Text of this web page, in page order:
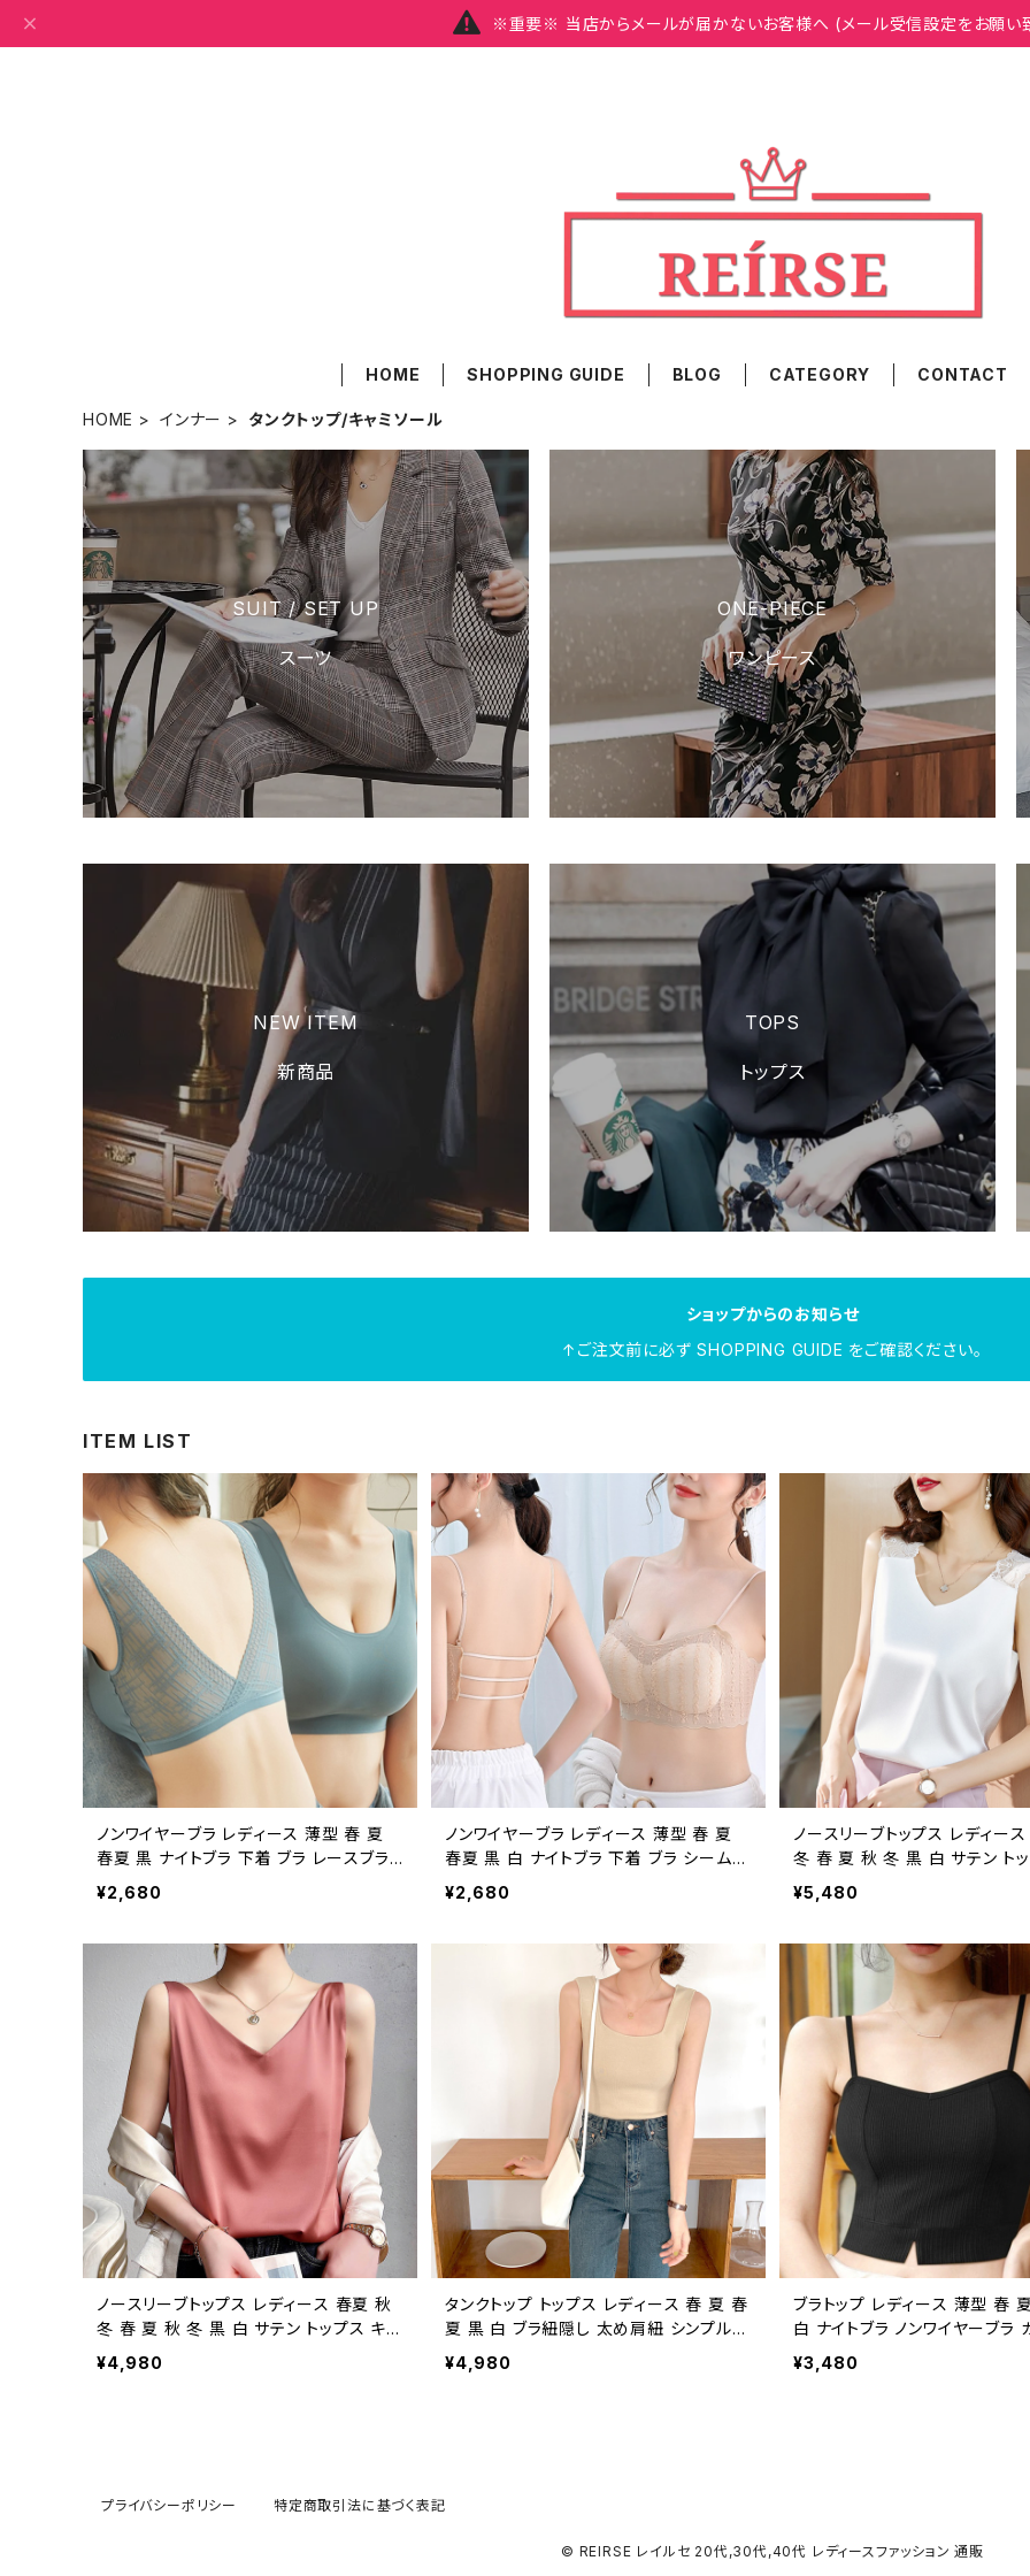
※重要※ 当店からメールが届かないお客様へ (メール受信設定をお願い
HOME SHOPPING GUIDE BLOG CATEGORY CONTACT
HOME インナー タンクトップ/キャミソール
SUIT / SET UP
スーツ
ONE-PIECE
ワンピース
NEW ITEM
新商品
TOPS
トップス
ショップからのお知らせ
↑ご注文前に必ず SHOPPING GUIDE をご確認ください。
ITEM LIST
ノンワイヤーブラ レディース 薄型 春 夏
春夏 黒 ナイトブラ 下着 ブラ レースブラ
軽い バストアップ ブラジャー 脇肉 わき肉
たるみ ノンワイヤー 冷感 ブラ 背中開き
夜ブラ バスト マタニティ 大人 きれいめ
OL オフィスカジュアル 韓国 インナー 接
触冷感 冷感 涼しい ピンク ブルーグレー
グリーン ベージュ ブルー ブラック カップ
付 らくちん ストレスフリー シンプル レー
ス バックVレース シームレスブラ C-ISS0
004
¥2,680
ノンワイヤーブラ レディース 薄型 春 夏
春夏 黒 白 ナイトブラ 下着 ブラ シームレ
ス 大胆バック レースブラ 軽い ブラジャー
ノンワイヤー ブラ 背中開き バックオープ
ミソール かわいい レースブラ 夜ブラ バス
ト マタニティ 大人 きれいめ OL オフィス
カジュアル 韓国 インナー 涼しい ベージ
ュ ブラック ホワイト カップ付 らくちん ス
トレスフリー シンプル レース バック シー
ムレスブラ C-ISS0005
¥2,680
ノースリーブトップス レディー
冬 春 夏 秋 冬 黒 白 サテン ト
クトップ インナー ノースリーブ
サテン シルク 光沢 シルクサテ
ク お呼ばれ 結婚式 演奏会 二
L XL 2XL 3XL 4XL オフィス
OL 上品 大人 10代 20代 30
TSS0046
¥5,480
ノースリーブトップス レディース 春夏 秋
冬 春 夏 秋 冬 黒 白 サテン トップス キャ
ミソール タンクトップ インナー ノースリー
ブ Uネック サテン シルク 光沢 シルクサ
¥4,980
タンクトップ トップス レディース 春 夏 春
夏 黒 白 ブラ紐隠し 太め肩紐 シンプル
インナー 重ね着 キャミソール ホワイト グ
リーン イエロー ネイビー ベージュ ブラッ
¥4,980
ブラトップ レディース 薄型 春
白 ナイトブラ ノンワイヤーブラ
キャミソール カップ付き 下着 ブ
ップ 軽い バストアップ 脇肉 わ
¥3,480
プライバシーポリシー 特定商取引法に基づく表記
© REIRSE レイルセ 20代,30代,40代 レディースファッション 通販